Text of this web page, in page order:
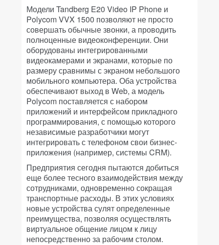
Модели Tandberg E20 Video IP Phone и
Polycom VVX 1500 позволяют не просто
совершать обычные звонки, а проводить
полноценные видеоконференции. Они
оборудованы интегрированными
видеокамерами и экранами, которые по
размеру сравнимы с экраном небольшого
мобильного компьютера. Оба устройства
обеспечивают выход в Web, а модель
Polycom поставляется с набором
приложений и интерфейсом прикладного
программирования, с помощью которого
независимые разработчики могут
интегрировать с телефоном свои бизнес-
приложения (например, системы CRM).
Предприятия сегодня пытаются добиться
еще более тесного взаимодействия между
сотрудниками, одновременно сокращая
транспортные расходы. В этих условиях
новые устройства сулят определенные
преимущества, позволяя осуществлять
виртуальное общение лицом к лицу
непосредственно за рабочим столом.